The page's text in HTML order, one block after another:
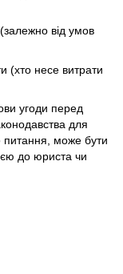
від умов
(хто несе витрати
угоди перед
для
питання, може бути
до юриста чи